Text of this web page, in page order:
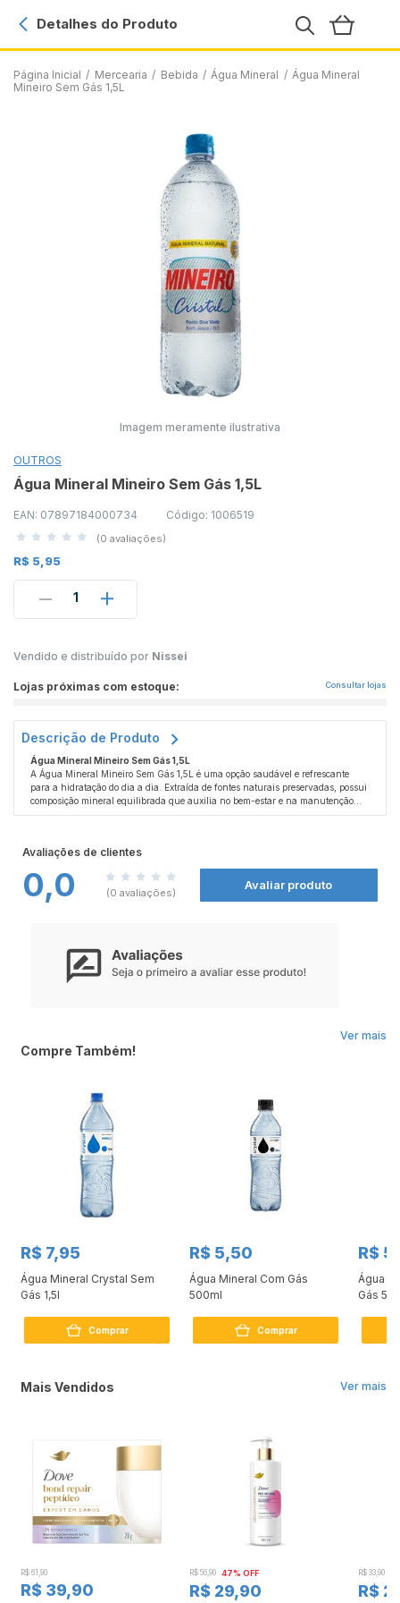
Página Inicial / Mercearia / Bebida / Água Mineral / Água Mineral
Mineiro Sem Gás 1,5L
Detalhes do Produto
Imagem meramente ilustrativa
OUTROS
Água Mineral Mineiro Sem Gás 1,5L
EAN: 07897184000734 Código: 1006519
(0 avaliações)
R$ 5,95
1
Vendido e distribuído por Nissei
Lojas próximas com estoque: Consultar lojas
Descrição de Produto
Água Mineral Mineiro Sem Gás 1,5L
A Água Mineral Mineiro Sem Gás 1,5L é uma opção saudável e refrescante
para a hidratação do dia a dia. Extraída de fontes naturais preservadas, possui
composição mineral equilibrada que auxilia no bem-estar e na manutenção
das funções do organismo. Com embalagem prática de 1,5 litro, é ideal para
Avaliações de clientes
0,0 (0 avaliações)
Avaliar produto
Ver mais
Compre Também!
R$ 7,95
Água Mineral Crystal Sem
Gás 1,5l
Comprar
R$ 5,50
Água Mineral Com Gás
500ml
Comprar
R$
Água
Gás
Ver mais
Mais Vendidos
R$ 61,90
R$ 39,90
R$ 56,90 47% OFF
R$ 29,90
R$ 33,90
R$